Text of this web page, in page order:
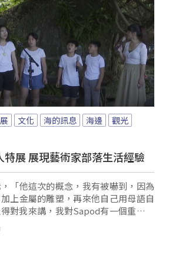
文化 海的訊息 海邊
觀光
特展 展現藝術家部落生活經驗
「他這次的概念，我有被嚇到，因為
上金屬的雕塑，再來他自己用母語自
對我來講，我對Sapod有一個重新的